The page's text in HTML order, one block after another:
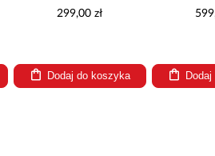
299,00 zł
Dodaj do koszyka